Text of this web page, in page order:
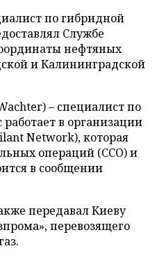
по гибридной
Службе
нефтяных
и Калининградской
– специалист по
в организации
Network), которая
операций (ССО) и
в сообщении
передавал Киеву
перевозящего